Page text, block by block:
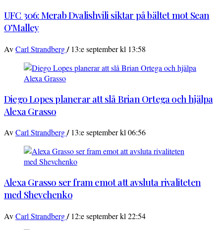
UFC 306: Merab Dvalishvili siktar på bältet mot Sean
O’Malley
AvCarl Strandberg/ 13:e september kl 13:58
Diego Lopes planerar att slå Brian Ortega och hjälpa
Alexa Grasso
AvCarl Strandberg/ 13:e september kl 06:56
Alexa Grasso ser fram emot att avsluta rivaliteten
med Shevchenko
AvCarl Strandberg/ 12:e september kl 22:54